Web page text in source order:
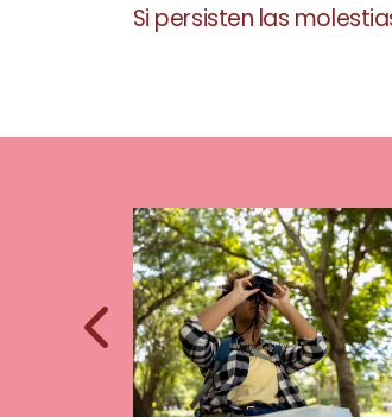
Si persisten las
tipo de
mejores